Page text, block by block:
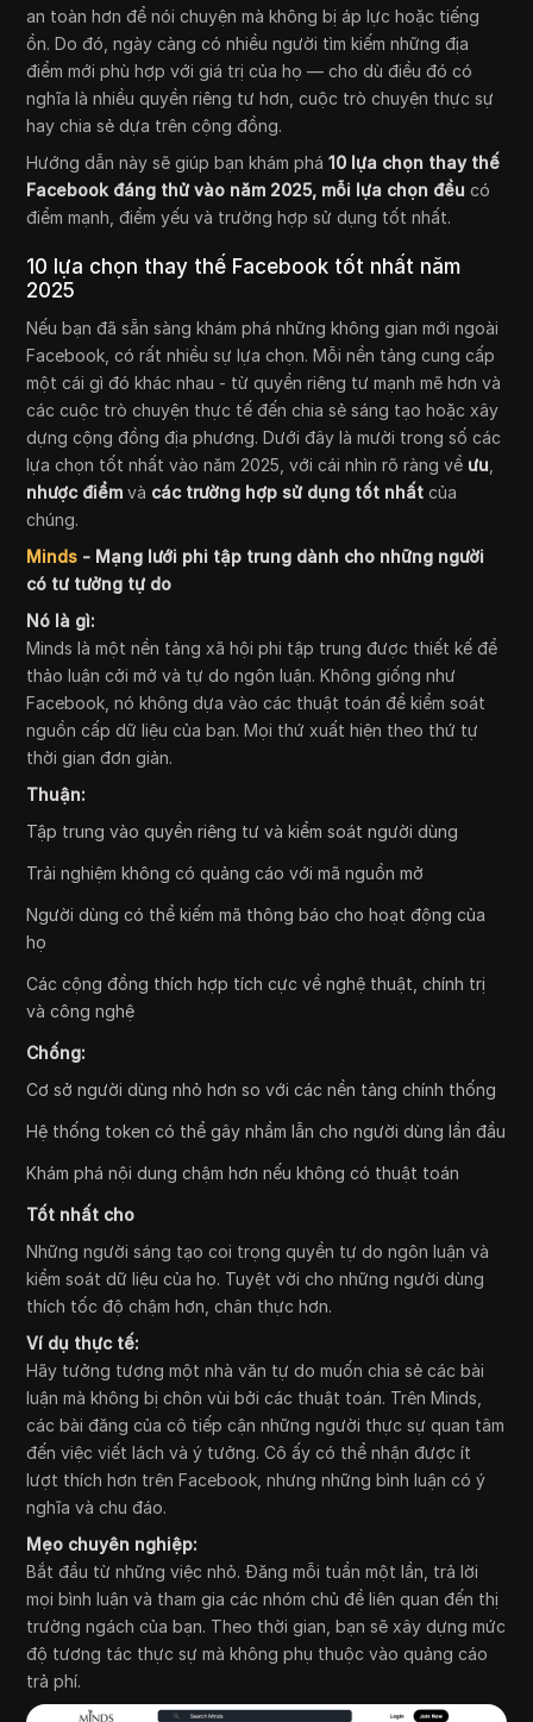
an toàn hơn để nói chuyện mà không bị áp lực hoặc tiếng
ồn. Do đó, ngày càng có nhiều người tìm kiếm những địa
điểm mới phù hợp với giá trị của họ — cho dù điều đó có
nghĩa là nhiều quyền riêng tư hơn, cuộc trò chuyện thực sự
hay chia sẻ dựa trên cộng đồng.
Hướng dẫn này sẽ giúp bạn khám phá10 lựa chọn thay thế
Facebook đáng thử vào năm 2025, mỗi lựa chọn đều có
điểm mạnh, điểm yếu và trường hợp sử dụng tốt nhất.
10 lựa chọn thay thế Facebook tốt nhất năm
2025
Nếu bạn đã sẵn sàng khám phá những không gian mới ngoài
Facebook, có rất nhiều sự lựa chọn. Mỗi nền tảng cung cấp
một cái gì đó khác nhau - từ quyền riêng tư mạnh mẽ hơn và
các cuộc trò chuyện thực tế đến chia sẻ sáng tạo hoặc xây
dựng cộng đồng địa phương. Dưới đây là mười trong số các
lựa chọn tốt nhất vào năm 2025, với cái nhìn rõ ràng về ưu
nhược điểm và các trường hợp sử dụng tốt nhất của
chúng.
Minds - Mạng lưới phi tập trung dành cho những người
có tư tưởng tự do
Nó là gì:
Minds là một nền tảng xã hội phi tập trung được thiết kế để
thảo luận cởi mở và tự do ngôn luận. Không giống như
Facebook, nó không dựa vào các thuật toán để kiểm soát
nguồn cấp dữ liệu của bạn. Mọi thứ xuất hiện theo thứ tự
thời gian đơn giản.
Thuận:
Tập trung vào quyền riêng tư và kiểm soát người dùng
Trải nghiệm không có quảng cáo với mã nguồn mở
Người dùng có thể kiếm mã thông báo cho hoạt động của
họ
Các cộng đồng thích hợp tích cực về nghệ thuật, chính trị
và công nghệ
Chống:
Cơ sở người dùng nhỏ hơn so với các nền tảng chính thống
Hệ thống token có thể gây nhầm lẫn cho người dùng lần đầu
Khám phá nội dung chậm hơn nếu không có thuật toán
Tốt nhất cho
Những người sáng tạo coi trọng quyền tự do ngôn luận và
kiểm soát dữ liệu của họ. Tuyệt vời cho những người dùng
thích tốc độ chậm hơn, chân thực hơn.
Ví dụ thực tế:
Hãy tưởng tượng một nhà văn tự do muốn chia sẻ các bài
luận mà không bị chôn vùi bởi các thuật toán. Trên Minds,
các bài đăng của cô tiếp cận những người thực sự quan tâm
đến việc viết lách và ý tưởng. Cô ấy có thể nhận được ít
lượt thích hơn trên Facebook, nhưng những bình luận có ý
nghĩa và chu đáo.
Mẹo chuyên nghiệp:
Bắt đầu từ những việc nhỏ. Đăng mỗi tuần một lần, trả lời
mọi bình luận và tham gia các nhóm chủ đề liên quan đến thị
trường ngách của bạn. Theo thời gian, bạn sẽ xây dựng mức
độ tương tác thực sự mà không phụ thuộc vào quảng cáo
trả phí.